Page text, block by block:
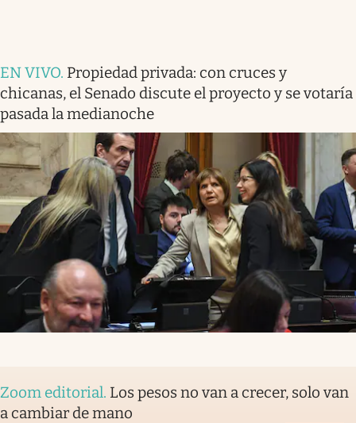
EN VIVO. Propiedad privada: con cruces y
chicanas, el Senado discute el proyecto y se votaría
pasada la medianoche
Zoom editorial. Los pesos no van a crecer, solo van
a cambiar de mano